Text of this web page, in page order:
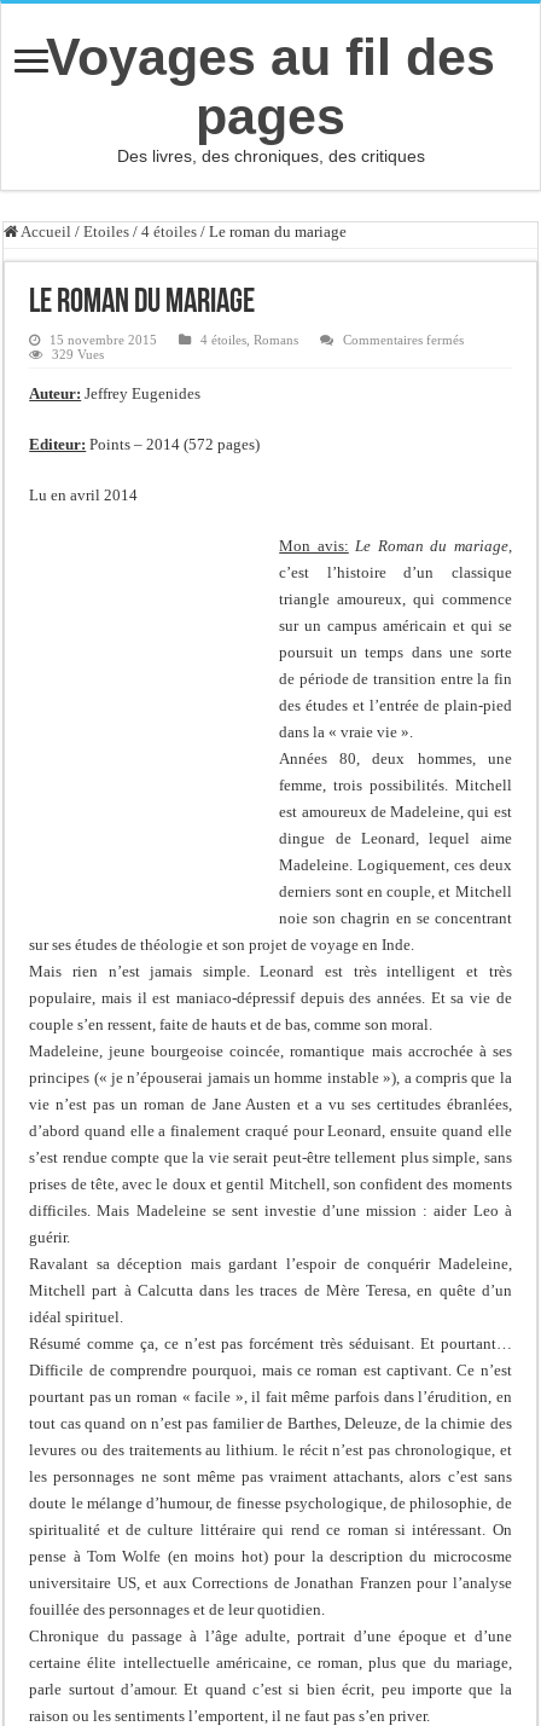
Voyages au fil des
pages
Des livres, des chroniques, des critiques
Accueil / Etoiles / 4 étoiles / Le roman du mariage
Le roman du mariage
15 novembre 2015 4 étoiles ,Romans Commentaires ferméssur
329 Vues
Auteur: Jeffrey Eugenides
Editeur: Points – 2014 (572 pages)
Lu en avril 2014
Mon avis: Le Roman du mariage,
c’est l’histoire d’un classique
triangle amoureux, qui commence
sur un campus américain et qui se
poursuit un temps dans une sorte
de période de transition entre la fin
des études et l’entrée de plain-pied
dans la « vraie vie ».
Années 80, deux hommes, une
femme, trois possibilités. Mitchell
est amoureux de Madeleine, qui est
dingue de Leonard, lequel aime
Madeleine. Logiquement, ces deux
derniers sont en couple, et Mitchell
noie son chagrin en se concentrant
sur ses études de théologie et son projet de voyage en Inde.
Mais rien n’est jamais simple. Leonard est très intelligent et très
populaire, mais il est maniaco-dépressif depuis des années. Et sa vie de
couple s’en ressent, faite de hauts et de bas, comme son moral.
Madeleine, jeune bourgeoise coincée, romantique mais accrochée à ses
principes (« je n’épouserai jamais un homme instable »), a compris que la
vie n’est pas un roman de Jane Austen et a vu ses certitudes ébranlées,
d’abord quand elle a finalement craqué pour Leonard, ensuite quand elle
s’est rendue compte que la vie serait peut-être tellement plus simple, sans
prises de tête, avec le doux et gentil Mitchell, son confident des moments
difficiles. Mais Madeleine se sent investie d’une mission : aider Leo à
guérir.
Ravalant sa déception mais gardant l’espoir de conquérir Madeleine,
Mitchell part à Calcutta dans les traces de Mère Teresa, en quête d’un
idéal spirituel.
Résumé comme ça, ce n’est pas forcément très séduisant. Et pourtant…
Difficile de comprendre pourquoi, mais ce roman est captivant. Ce n’est
pourtant pas un roman « facile », il fait même parfois dans l’érudition, en
tout cas quand on n’est pas familier de Barthes, Deleuze, de la chimie des
levures ou des traitements au lithium. le récit n’est pas chronologique, et
les personnages ne sont même pas vraiment attachants, alors c’est sans
doute le mélange d’humour, de finesse psychologique, de philosophie, de
spiritualité et de culture littéraire qui rend ce roman si intéressant. On
pense à Tom Wolfe (en moins hot) pour la description du microcosme
universitaire US, et aux Corrections de Jonathan Franzen pour l’analyse
fouillée des personnages et de leur quotidien.
Chronique du passage à l’âge adulte, portrait d’une époque et d’une
certaine élite intellectuelle américaine, ce roman, plus que du mariage,
parle surtout d’amour. Et quand c’est si bien écrit, peu importe que la
raison ou les sentiments l’emportent, il ne faut pas s’en priver.